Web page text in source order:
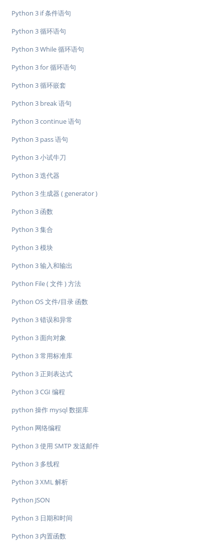
Python 3 if 条件语句
Python 3 循环语句
Python 3 While 循环语句
Python 3 for 循环语句
Python 3 循环嵌套
Python 3 break 语句
Python 3 continue 语句
Python 3 pass 语句
Python 3 小试牛刀
Python 3 迭代器
Python 3 生成器 ( generator )
Python 3 函数
Python 3 集合
Python 3 模块
Python 3 输入和输出
Python File ( 文件 ) 方法
Python OS 文件/目录 函数
Python 3 错误和异常
Python 3 面向对象
Python 3 常用标准库
Python 3 正则表达式
Python 3 CGI 编程
python 操作 mysql 数据库
Python 网络编程
Python 3 使用 SMTP 发送邮件
Python 3 多线程
Python 3 XML 解析
Python JSON
Python 3 日期和时间
Python 3 内置函数